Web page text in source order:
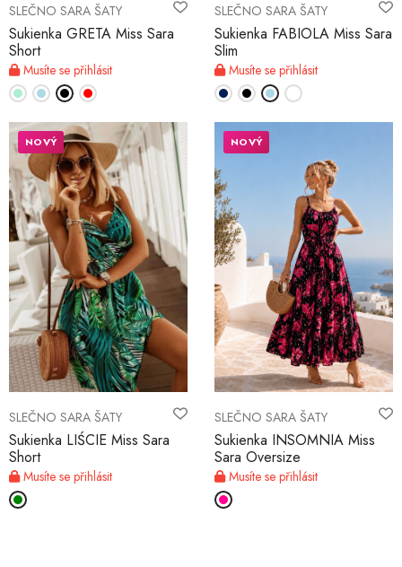
SLEČNO SARA ŠATY
Sukienka GRETA Miss Sara
Short
Musíte se přihlásit
SLEČNO SARA ŠATY
Sukienka FABIOLA Miss Sara
Slim
Musíte se přihlásit
SLEČNO SARA ŠATY
Sukienka LIŚCIE Miss Sara
Short
Musíte se přihlásit
NOVÝ
SLEČNO SARA ŠATY
Sukienka INSOMNIA Miss
Sara Oversize
Musíte se přihlásit
NOVÝ